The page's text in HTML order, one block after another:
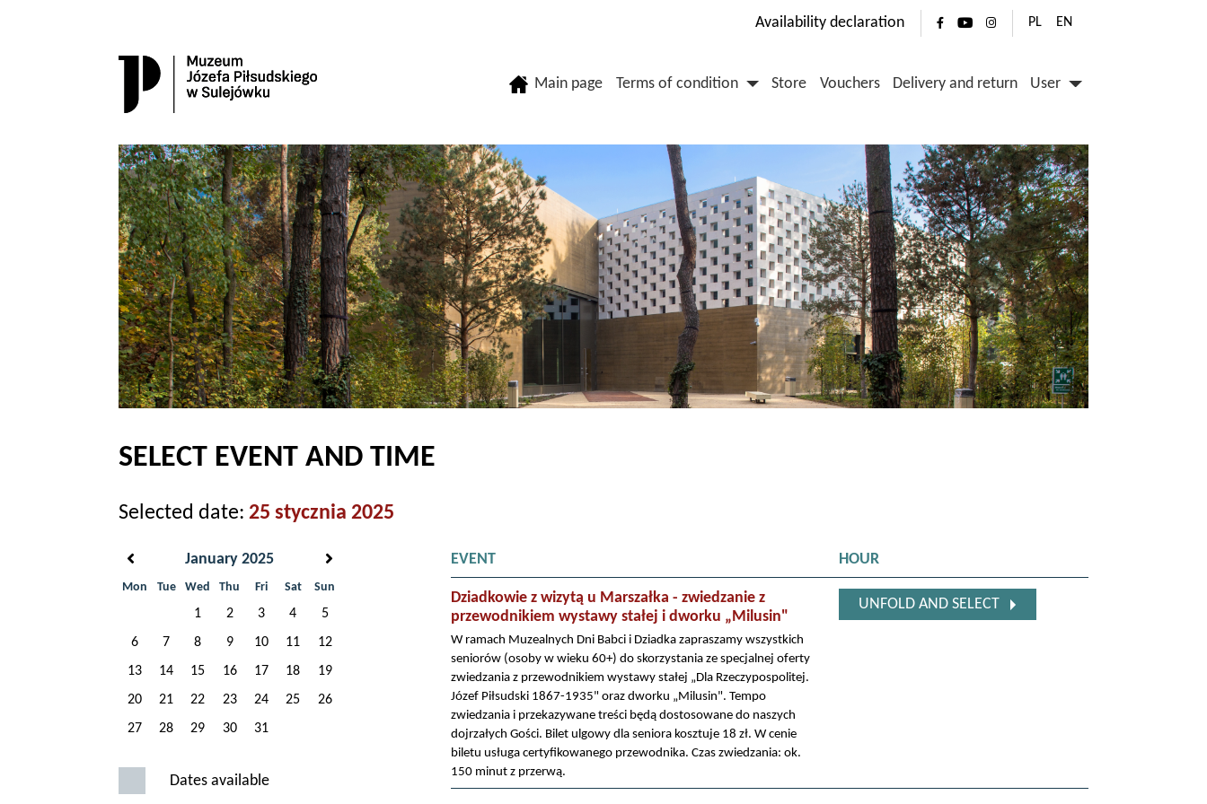
Availability declaration PL EN
Main page Terms of condition Store Vouchers Delivery and return User
SELECT EVENT AND TIME
Selected date: 25 stycznia 2025
January 2025
Mon Tue Wed Thu Fri Sat Sun
1 2 3 4
5
6
7 8 9 10 11
12
13
14 15 16 17 18
19
20
21 22 23 24 25
26
27
28 29 30 31
Dates available
EVENT HOUR
Dziadkowie z wizytą u Marszałka - zwiedzanie z
przewodnikiem wystawy stałej i dworku „Milusin"
W ramach Muzealnych Dni Babci i Dziadka zapraszamy wszystkich
seniorów (osoby w wieku 60+) do skorzystania ze specjalnej oferty
zwiedzania z przewodnikiem wystawy stałej „Dla Rzeczypospolitej.
Józef Piłsudski 1867-1935" oraz dworku „Milusin". Tempo
zwiedzania i przekazywane treści będą dostosowane do naszych
dojrzałych Gości. Bilet ulgowy dla seniora kosztuje 18 zł. W cenie
biletu usługa certyfikowanego przewodnika. Czas zwiedzania: ok.
150 minut z przerwą.
UNFOLD AND SELECT